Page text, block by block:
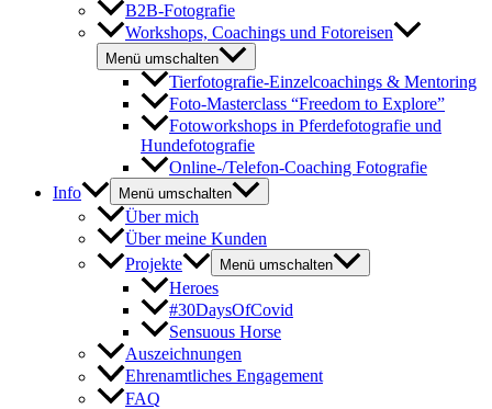
B2B-Fotografie
Workshops, Coachings und Fotoreisen
Menü umschalten
Tierfotografie-Einzelcoachings & Mentoring
Foto-Masterclass “Freedom to Explore”
Fotoworkshops in Pferdefotografie und
Hundefotografie
Online-/Telefon-Coaching Fotografie
Info
Menü umschalten
Über mich
Über meine Kunden
Projekte
Menü umschalten
Heroes
#30DaysOfCovid
Sensuous Horse
Auszeichnungen
Ehrenamtliches Engagement
FAQ